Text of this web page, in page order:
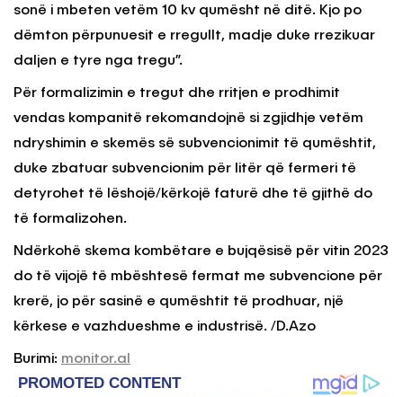
sonë i mbeten vetëm 10 kv qumësht në ditë. Kjo po
dëmton përpunuesit e rregullt, madje duke rrezikuar
daljen e tyre nga tregu”.
Për formalizimin e tregut dhe rritjen e prodhimit
vendas kompanitë rekomandojnë si zgjidhje vetëm
ndryshimin e skemës së subvencionimit të qumështit,
duke zbatuar subvencionim për litër që fermeri të
detyrohet të lëshojë/kërkojë faturë dhe të gjithë do
të formalizohen.
Ndërkohë skema kombëtare e bujqësisë për vitin 2023
do të vijojë të mbështesë fermat me subvencione për
krerë, jo për sasinë e qumështit të prodhuar, një
kërkese e vazhdueshme e industrisë. /D.Azo
Burimi: monitor.al